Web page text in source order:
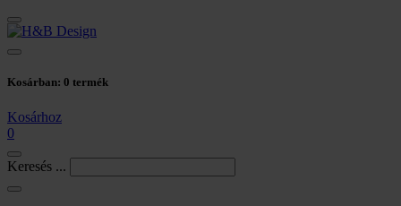
Kosárban: 0 termék
Kosárhoz
0
Keresés ...